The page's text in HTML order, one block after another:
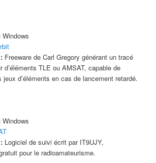
Windows
Freeware de Carl Gregory générant un tracé
d’éléments TLE ou AMSAT, capable de
jeux d’éléments en cas de lancement retardé.
Windows
Logiciel de suivi écrit par IT9UJY,
pour le radioamateurisme.